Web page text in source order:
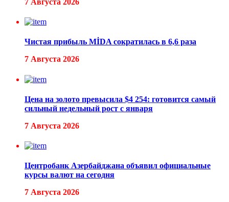
Чистая прибыль MİDA сократилась в 6,6 раза
7 Августа 2026
Цена на золото превысила $4 254: готовится самый
сильный недельный рост с января
7 Августа 2026
Центробанк Азербайджана объявил официальные
курсы валют на сегодня
7 Августа 2026